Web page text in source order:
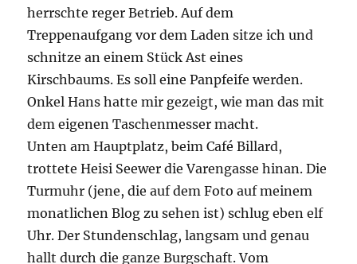
herrschte reger Betrieb. Auf dem
Treppenaufgang vor dem Laden sitze ich und
schnitze an einem Stück Ast eines
Kirschbaums. Es soll eine Panpfeife werden.
Onkel Hans hatte mir gezeigt, wie man das mit
dem eigenen Taschenmesser macht.
Unten am Hauptplatz, beim Café Billard,
trottete Heisi Seewer die Varengasse hinan. Die
Turmuhr (jene, die auf dem Foto auf meinem
monatlichen Blog zu sehen ist) schlug eben elf
Uhr. Der Stundenschlag, langsam und genau
hallt durch die ganze Burgschaft. Vom